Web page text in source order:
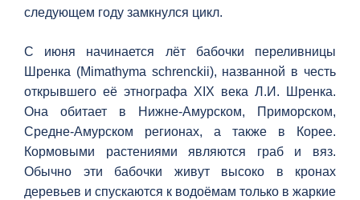
следующем году замкнулся цикл.
С июня начинается лёт бабочки переливницы
Шренка (Mimathyma schrenckii), названной в честь
открывшего её этнографа XIX века Л.И. Шренка.
Она обитает в Нижне-Амурском, Приморском,
Средне-Амурском регионах, а также в Корее.
Кормовыми растениями являются граб и вяз.
Обычно эти бабочки живут высоко в кронах
деревьев и спускаются к водоёмам только в жаркие